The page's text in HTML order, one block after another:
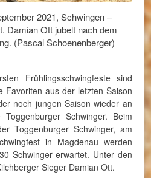
2021, Schwingen –
Damian Ott jubelt nach dem
(Pascal Schoenenberger)
Frühlingsschwingfeste sind
Favoriten aus der letzten Saison
noch jungen Saison wieder an
Schwinger. Beim
Toggenburger Schwinger, am
in Magdenau werden
Schwinger erwartet. Unter den
Sieger Damian Ott.